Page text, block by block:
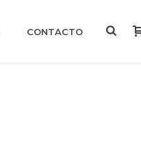
CONTACTO